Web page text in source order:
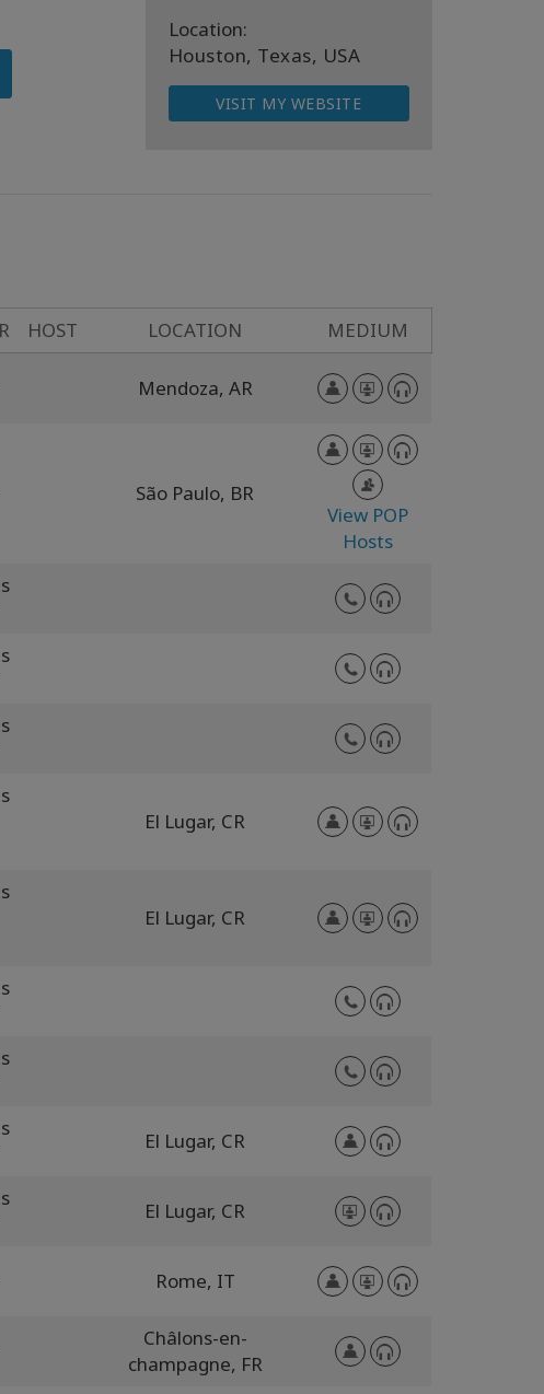
Location:
Houston, Texas, USA
VISIT MY WEBSITE
HOST LOCATION
MEDIUM
Mendoza, AR
São Paulo, BR
View POP
Hosts
El Lugar, CR
El Lugar, CR
El Lugar, CR
El Lugar, CR
Rome, IT
Châlons-en-
champagne, FR